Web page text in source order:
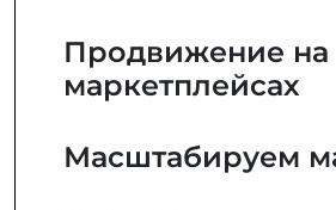
Продвижение на
маркетплейсах
Масштабируем